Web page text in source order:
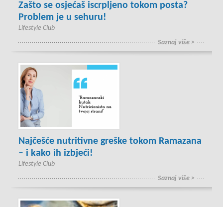
Zašto se osjećaš iscrpljeno tokom posta?
Problem je u sehuru!
Lifestyle Club
Saznaj više >
Najčešće nutritivne greške tokom Ramazana
– i kako ih izbjeći!
Lifestyle Club
Saznaj više >